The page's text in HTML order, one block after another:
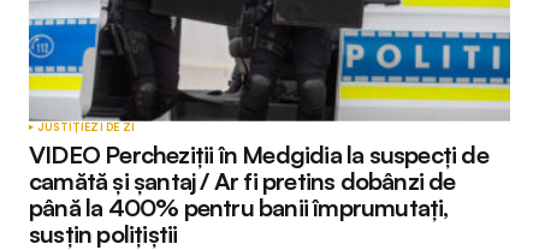
JUSTIȚIEZI DE ZI
VIDEO Percheziții în Medgidia la suspecți de
camătă și șantaj / Ar fi pretins dobânzi de
până la 400% pentru banii împrumutați,
susțin polițiștii